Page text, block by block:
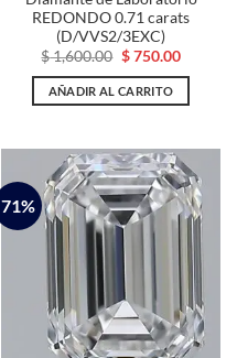
REDONDO 0.71 carats
(D/VVS2/3EXC)
$1,600.00 El
original
era:
$750.00El
actual
AÑADIR AL CARRITO
71%